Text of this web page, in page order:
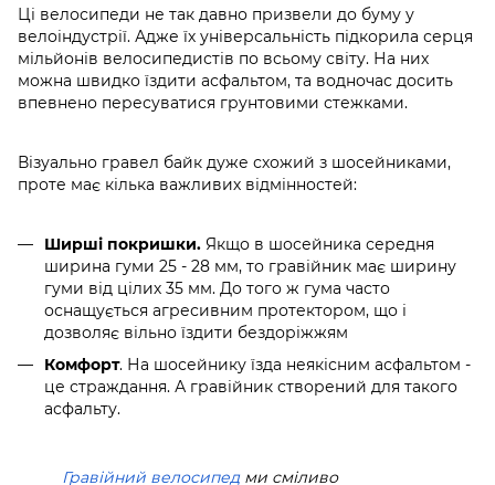
Ці велосипеди не так давно призвели до буму у
велоіндустрії. Адже їх універсальність підкорила серця
мільйонів велосипедистів по всьому світу. На них
можна швидко їздити асфальтом, та водночас досить
впевнено пересуватися грунтовими стежками.
Візуально гравел байк дуже схожий з шосейниками,
проте має кілька важливих відмінностей:
Ширші покришки. Якщо в шосейника середня
ширина гуми 25 - 28 мм, то гравійник має ширину
гуми від цілих 35 мм. До того ж гума часто
оснащується агресивним протектором, що і
дозволяє вільно їздити бездоріжжям
Комфорт. На шосейнику їзда неякісним асфальтом -
це страждання. А гравійник створений для такого
асфальту.
Гравійний велосипед ми сміливо